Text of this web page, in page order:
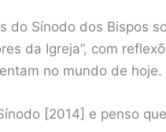
do Sínodo dos Bispos
da Igreja”, com
no mundo de hoje.
[2014] e penso